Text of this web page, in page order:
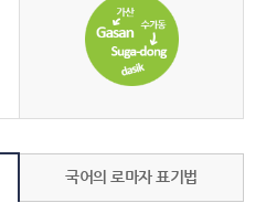
국어의 로마자 표기법